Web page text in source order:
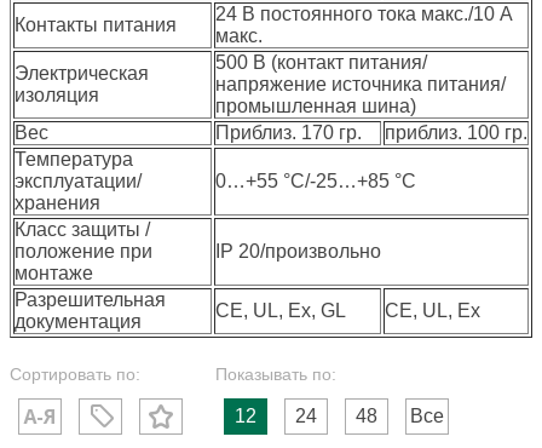
Контакты питания
24 В постоянного тока макс./10 A
макс.
Электрическая
изоляция
500 В (контакт питания/
напряжение источника питания/
промышленная шина)
Вес
Приблиз. 170 гр.
приблиз. 100 гр.
Температура
эксплуатации/
хранения
0…+55 °C/-25…+85 °C
Класс защиты /
положение при
монтаже
IP 20/произвольно
Разрешительная
документация
CE, UL, Ex, GL CE, UL, Ex
Сортировать по: Показывать по:
12 24 48 Все